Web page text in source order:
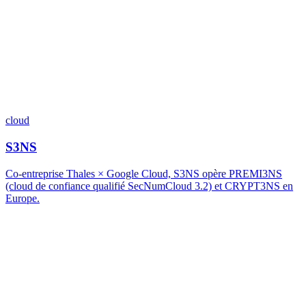
cloud
S3NS
Co-entreprise Thales × Google Cloud, S3NS opère PREMI3NS
(cloud de confiance qualifié SecNumCloud 3.2) et CRYPT3NS en
Europe.